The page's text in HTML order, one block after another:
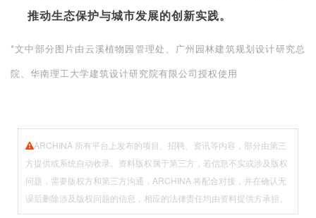
推动生态保护与城市发展的创新实践。
*文中部分图片由云溪植物园管理处、广州园林建筑规划设计研究总
院、华南理工大学建筑设计研究院有限公司授权使用
ARCHINA 所有平台上发布的项目、招聘、资讯等内容，部分由第三
方提供或系统自动收录。资料版权属于第三方，若信息不实或涉及版权
问题，需要版权方和第三方沟通，ARCHINA 将配合对接，并在确认无
误后删除涉及版权问题的信息，相应的法律责任均由资料提供方承担。